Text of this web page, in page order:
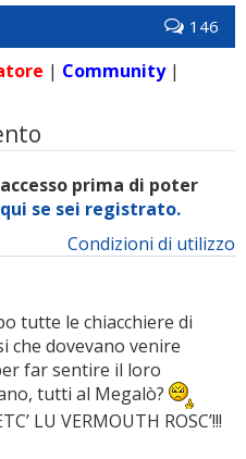
146
| Community|
prima di poter
se sei registrato.
Condizioni di utilizzo
tutte le chiacchiere di
che dovevano venire
far sentire il loro
tutti al Megalò?
LU VERMOUTH ROSC’!!!